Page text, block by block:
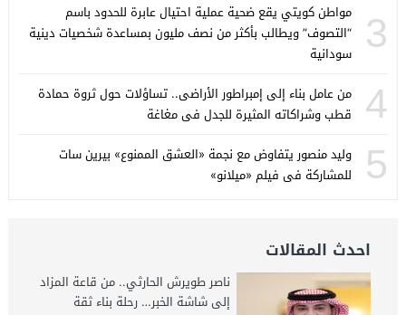
3
مواطن كويتي يقع ضحية عملية احتيال عابرة للحدود باسم
“التصوف” ويطالب بأكثر من نصف مليون بمساعدة شخصيات دينية
سودانية
4
من عامل بناء إلى إمبراطور الأراضى.. تساؤلات حول ثروة حمادة
قطب وشراكاته المثيرة للجدل فى مغاغة
5
وليد منصور يتفاوض مع نجمة «العشق الممنوع» بيرين سات
للمشاركة فى فيلم «ميلانو»
احدث المقالات
ناصر طويرش الحارثي.. من قاعة المزاد
إلى شاشة الخبر… رحلة بناء ثقة